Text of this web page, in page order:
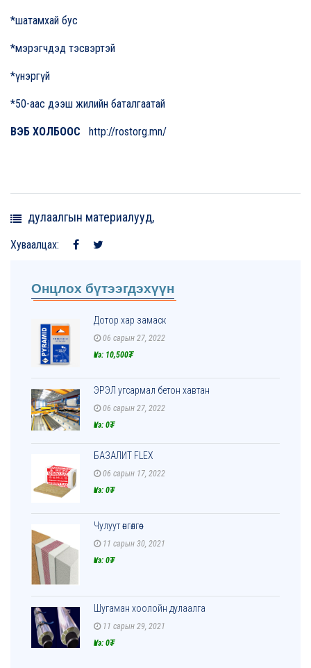
Онцлох бүтээгдэхүүн
Дотор хар замаск
06 сарын 27, 2022
Үнэ: 10,500₮
ЭРЭЛ угсармал бетон хавтан
06 сарын 27, 2022
Үнэ: 0₮
БАЗАЛИТ FLEX
06 сарын 17, 2022
Үнэ: 0₮
Чулуут өнгөлгөө
11 сарын 30, 2021
Үнэ: 0₮
Шугаман хоолойн дулаалга
11 сарын 29, 2021
Үнэ: 0₮
*шатамхай бус
*мэрэгчдэд тэсвэртэй
*үнэргүй
*50-аас дээш жилийн баталгаатай
ВЭБ ХОЛБООС http://rostorg.mn/
дулаалгын материалууд,
Хуваалцах: